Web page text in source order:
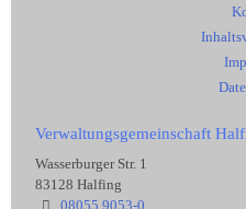
Verwaltungsgemeinschaft
Wasserburger Str. 1
83128 Halfing